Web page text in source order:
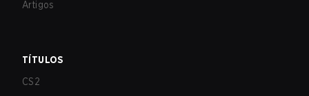
Artigos
TÍTULOS
CS2